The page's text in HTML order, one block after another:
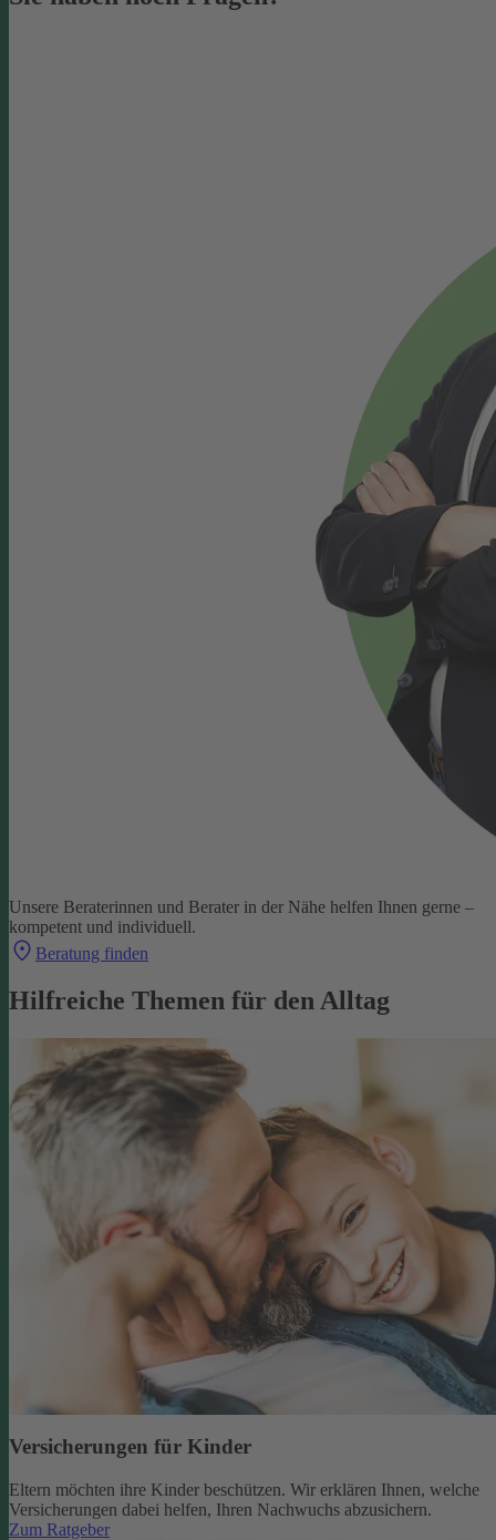
Unsere Beraterinnen und Berater in der Nähe helfen Ihnen gerne –
kompetent und individuell.
Beratung finden
Hilfreiche Themen für den Alltag
Versicherungen für Kinder
Eltern möchten ihre Kinder beschützen. Wir erklären Ihnen, welche
Versicherungen dabei helfen, Ihren Nachwuchs abzusichern.
Zum Ratgeber